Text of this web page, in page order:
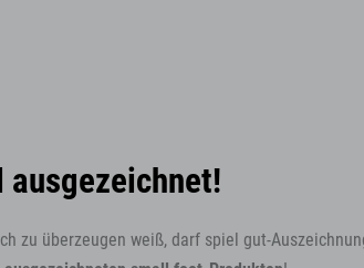
überzeugen weiß, darf spiel gut-